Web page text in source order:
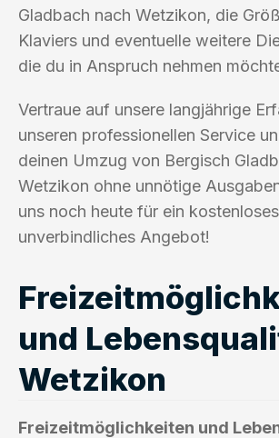
Gladbach nach Wetzikon, die
Klaviers und eventuelle weitere
die du in Anspruch nehmen
Vertraue auf unsere langjährige
unseren professionellen Service
deinen Umzug von Bergisch
Wetzikon ohne unnötige
uns noch heute für ein
unverbindliches Angebot!
und
Wetzikon
Freizeitmöglichkeiten und